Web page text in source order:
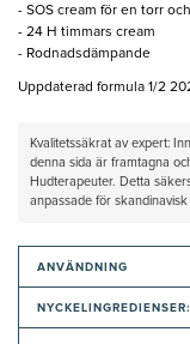
- SOS cream för en torr
- 24 H timmars cream
- Rodnadsdämpande
Uppdaterad formula 1/2
Kvalitetssäkrat av expert:
denna sida är framtagna
Hudterapeuter. Detta
anpassade för
ANVÄNDNING
NYCKELINGREDIENSER: